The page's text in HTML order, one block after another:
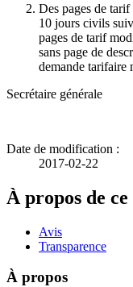
Des pages de
10 jours civils
pages de tarif
sans page de
demande tarifaire
Secrétaire générale
Date de modification :
2017-02-22
À propos de ce
Avis
Transparence
À propos